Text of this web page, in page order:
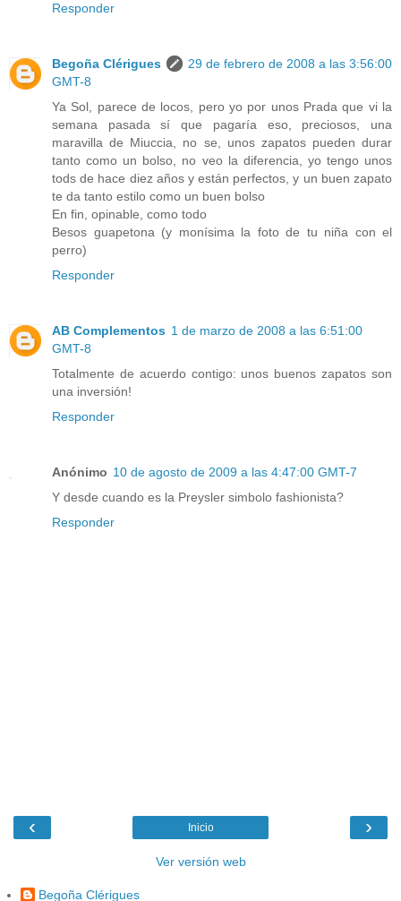
Responder
Begoña Clérigues
29 de febrero de 2008 a las 3:56:00
GMT-8
Ya Sol, parece de locos, pero yo por unos Prada que vi la
semana pasada sí que pagaría eso, preciosos, una
maravilla de Miuccia, no se, unos zapatos pueden durar
tanto como un bolso, no veo la diferencia, yo tengo unos
tods de hace diez años y están perfectos, y un buen zapato
te da tanto estilo como un buen bolso
En fin, opinable, como todo
Besos guapetona (y monísima la foto de tu niña con el
perro)
Responder
AB Complementos 1 de marzo de 2008 a las 6:51:00
GMT-8
Totalmente de acuerdo contigo: unos buenos zapatos son
una inversión!
Responder
Anónimo 10 de agosto de 2009 a las 4:47:00 GMT-7
Y desde cuando es la Preysler simbolo fashionista?
Responder
‹ ›
Inicio
Ver versión web
Begoña Clérigues